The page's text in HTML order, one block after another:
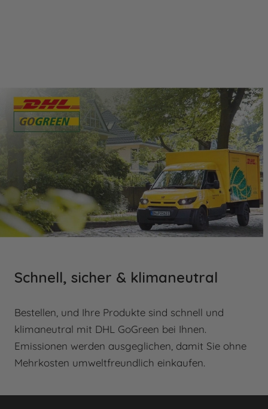
verlängern können, sofern sie auf einen Samstag,
Sonntag oder gesetzlichen Feiertag fallen. Bei der
Berechnung von Fristen und Lieferzeiten werden
diese Tage nicht mitgezählt. Bitte beachten Sie
diese Regelung, um Missverständnisse bezüglich
Lieferterminen oder Fristen zu vermeiden.
Schnell, sicher & klimaneutral
Bestellen, und Ihre Produkte sind schnell und
klimaneutral mit DHL GoGreen bei Ihnen.
Emissionen werden ausgeglichen, damit Sie ohne
Mehrkosten umweltfreundlich einkaufen.